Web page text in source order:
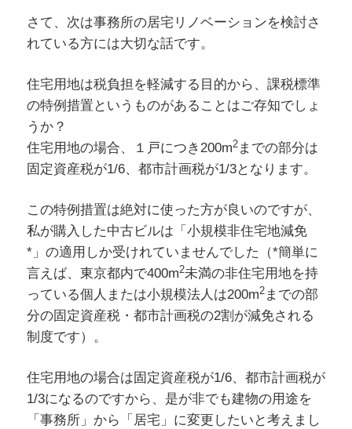
さて、次は事務所の居宅リノベーションを検討さ
れている方には大切な話です。
住宅用地は税負担を軽減する目的から、課税標準
の特例措置というものがあることはご存知でしょ
うか？
住宅用地の場合、１戸につき200m2までの部分は
固定資産税が1/6、都市計画税が1/3となります。
この特例措置は絶対に使った方が良いのですが、
私が購入した中古ビルは「小規模非住宅地減免
*」の適用しか受けれていませんでした（*簡単に
言えば、東京都内で400m2未満の非住宅用地を持
っている個人または小規模法人は200m2までの部
分の固定資産税・都市計画税の2割が減免される
制度です）。
住宅用地の場合は固定資産税が1/6、都市計画税が
1/3になるのですから、是が非でも建物の用途を
「事務所」から「居宅」に変更したいと考えまし